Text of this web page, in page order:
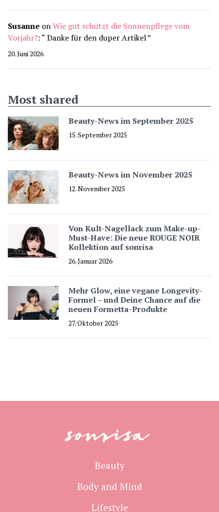
Susanne onWie gut schützt die Sonnenpflege vom
Vorjahr?: “Danke für den duper Artikel”
20. Juni 2026
Most shared
Beauty-News im September 2025
15. September 2025
Beauty-News im November 2025
12. November 2025
Von Kult-Nagellack zum Make-up-
Must-Have: Die neue ROUGE NOIR
Kollektion auf sonrisa
26. Januar 2026
Mehr Glow, eine vegane Longevity-
Formel – und Deine Chance auf die
neuen Formetta-Produkte
27. Oktober 2025
sonrisa
Beauty
Body and Mind
Lifestyle